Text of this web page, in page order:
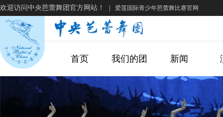
欢迎访问中央芭蕾舞团官方网站！ 爱莲国际青少年芭蕾舞比赛官网
首页 我们的团 新闻